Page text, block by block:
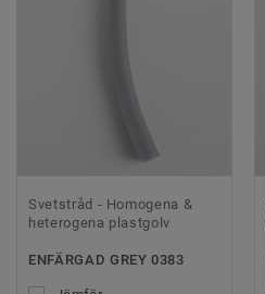
Svetstråd - Homogena &
heterogena plastgolv
ENFÄRGAD GREY 0383